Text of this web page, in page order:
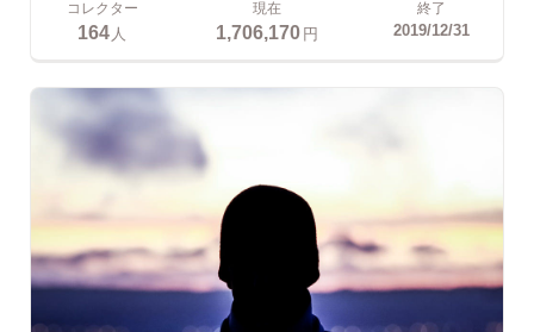
コレクター
164人
現在
1,706,170円
終了
2019/12/31